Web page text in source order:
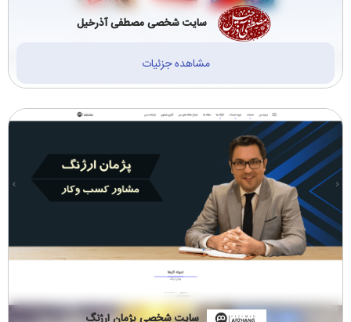
سایت شخصی مصطفی آذرخیل
مشاهده جزئیات